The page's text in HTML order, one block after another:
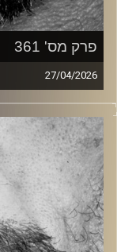
פרק מס' 361
27/04/2026
זיפים, מוזיקה
כל מה שחי, אמיתי
עם שמוליק רגב.
קרדיט תמונות: